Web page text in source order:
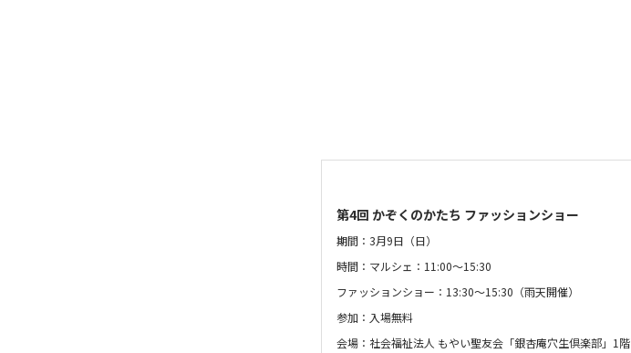
第4回 かぞくのかたち ファッションショー
期間：3月9日（日）
時間：マルシェ：11:00〜15:30
ファッションショー：13:30〜15:30（雨天開催）
参加：入場無料
会場：社会福祉法人 もやい聖友会「銀杏庵穴生倶楽部」1階